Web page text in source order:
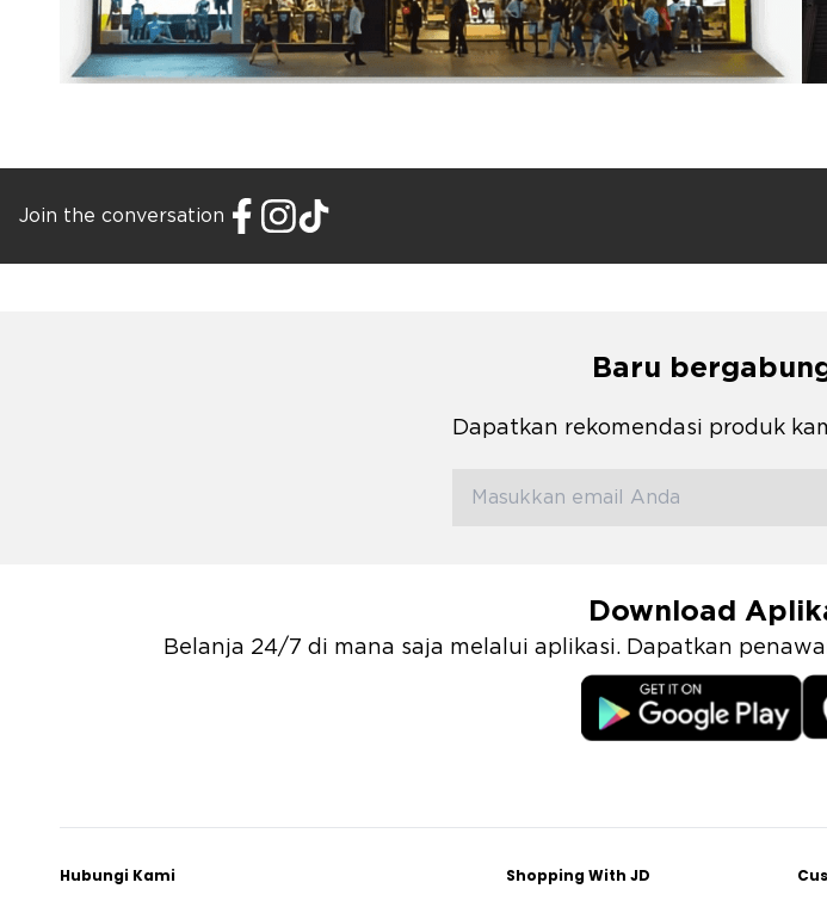
Join the conversation
Baru
Dapatkan rekomendasi produk
Download
Belanja 24/7 di mana saja melalui aplikasi. Dapatkan
Hubungi Kami
Shopping With JD